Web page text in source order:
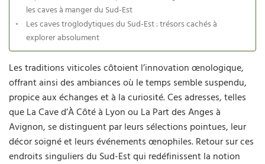
les caves à manger du Sud-Est
Les caves troglodytiques du Sud-Est : trésors cachés à
explorer absolument
Les traditions viticoles côtoient l’innovation œnologique,
offrant ainsi des ambiances où le temps semble suspendu,
propice aux échanges et à la curiosité. Ces adresses, telles
que La Cave d’À Côté à Lyon ou La Part des Anges à
Avignon, se distinguent par leurs sélections pointues, leur
décor soigné et leurs événements œnophiles. Retour sur ces
endroits singuliers du Sud-Est qui redéfinissent la notion